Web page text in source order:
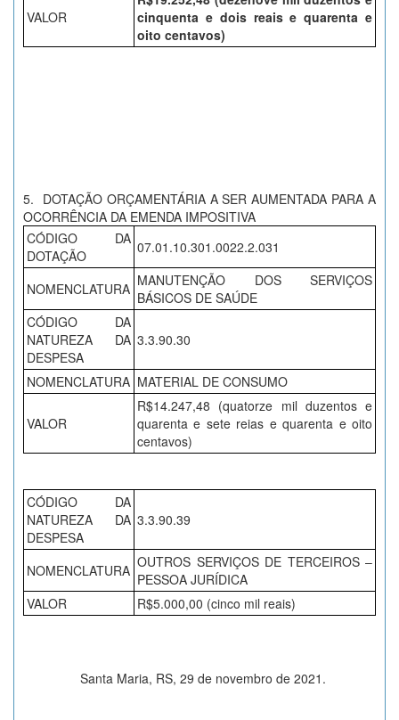
VALOR
cinquenta e dois reais e quarenta e
oito centavos)
5. DOTAÇÃO ORÇAMENTÁRIA A SER AUMENTADA PARA A
OCORRÊNCIA DA EMENDA IMPOSITIVA
CÓDIGO DA
DOTAÇÃO
07.01.10.301.0022.2.031
NOMENCLATURA MANUTENÇÃO DOS SERVIÇOS
BÁSICOS DE SAÚDE
CÓDIGO DA
NATUREZA DA
DESPESA
3.3.90.30
NOMENCLATURA MATERIAL DE CONSUMO
VALOR
R$14.247,48 (quatorze mil duzentos e
quarenta e sete reias e quarenta e oito
centavos)
CÓDIGO DA
NATUREZA DA
DESPESA
3.3.90.39
NOMENCLATURA OUTROS SERVIÇOS DE TERCEIROS –
PESSOA JURÍDICA
VALOR
R$5.000,00 (cinco mil reais)
Santa Maria, RS, 29 de novembro de 2021.